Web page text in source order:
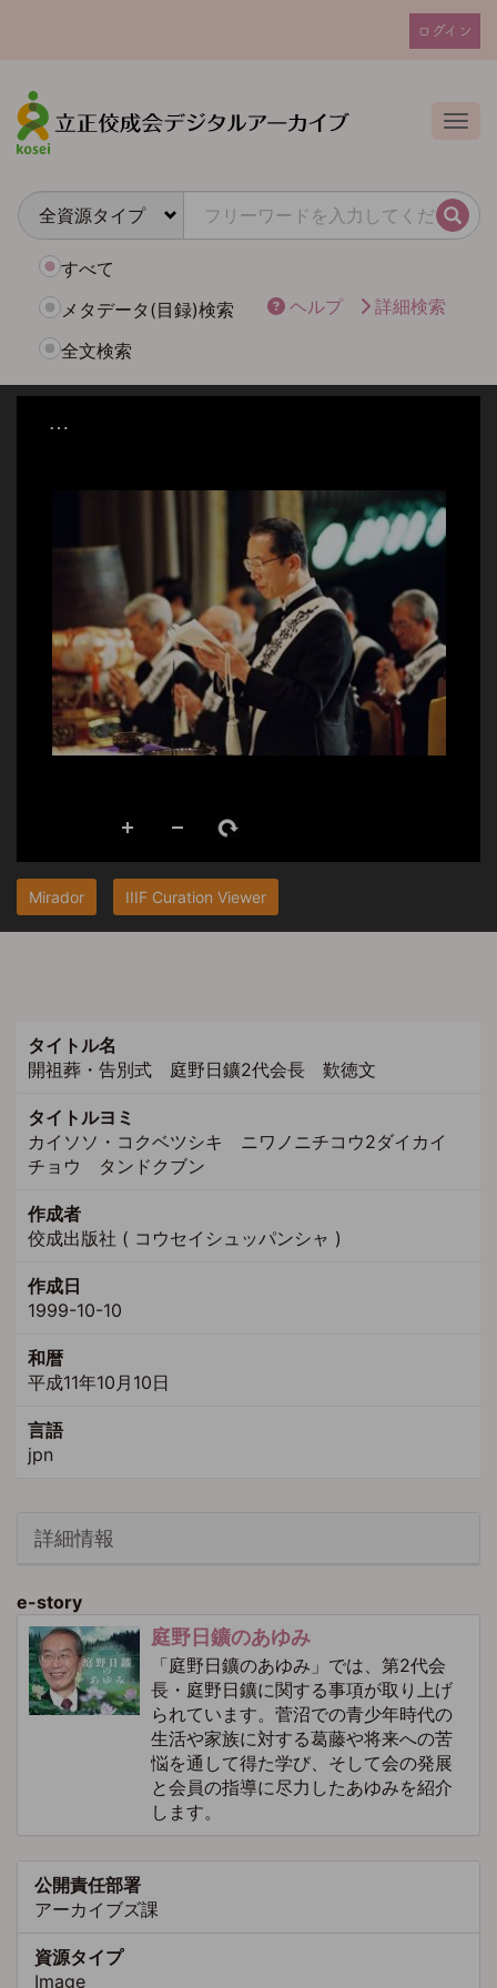
ン
テ
ン
ユ
カ
ウ
ト
ュ
ログイン
検索
すべて
メタデータ(目録)検索
全文検索
ヘルプ 詳細検索
Mirador IIIF Curation Viewer
タイトル名
開祖葬・告別式 庭野日鑛2代会長 歎徳文
タイトルヨミ
カイソソ・コクベツシキ ニワノニチコウ2ダイカイ
チョウ タンドクブン
作成者
佼成出版社 ( コウセイシュッパンシャ )
作成日
1999-10-10
和暦
平成11年10月10日
言語
jpn
詳細情報
e-story
庭野日鑛のあゆみ
「庭野日鑛のあゆみ」では、第2代会
長・庭野日鑛に関する事項が取り上げ
られています。菅沼での青少年時代の
生活や家族に対する葛藤や将来への苦
悩を通して得た学び、そして会の発展
と会員の指導に尽力したあゆみを紹介
します。
公開責任部署
アーカイブズ課
資源タイプ
Image